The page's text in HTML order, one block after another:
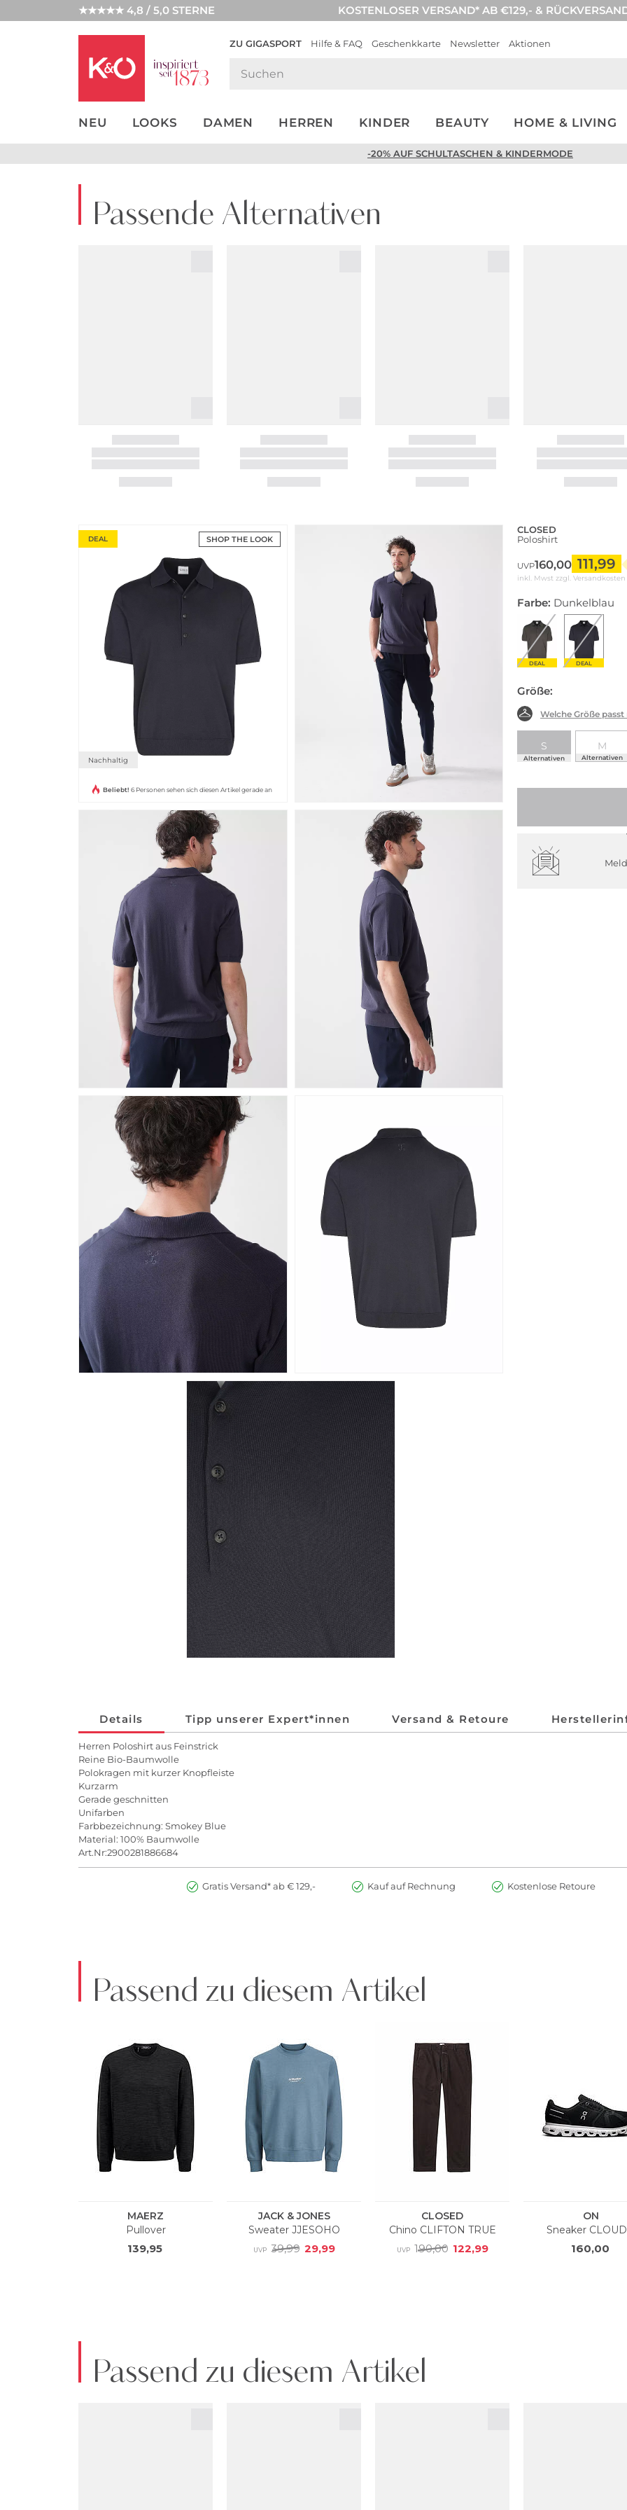
★★★★★ 4,8 / 5,0 STERNE KOSTENLOSER VERSAND* AB €129,- &
ZU GIGASPORT Hilfe & FAQ Geschenkkarte Newsletter Aktionen
NEU LOOKS DAMEN HERREN KINDER BEAUTY HOME & LIVING
NEW IN
WEDDING
-20% AUF SCHULTASCHEN & KINDERMODE
Passende Alternativen
SHOP THE LOOK
DEAL
Nachhaltig
Beliebt! 6 Personen sehen sich diesen Artikel gerade an
CLOSED
Poloshirt
UVP160,00 111,99
inkl. Mwst zzgl. Versandkosten
Farbe: Dunkelblau
DEAL DEAL
Größe:
Welche Größe passt
S
Alternativen
M
Alternativen
Details Tipp unserer Expert*innen Versand & Retoure
Herren Poloshirt aus Feinstrick
Reine Bio-Baumwolle
Polokragen mit kurzer Knopfleiste
Kurzarm
Gerade geschnitten
Unifarben
Farbbezeichnung: Smokey Blue
Material: 100% Baumwolle
Art.Nr:2900281886684
Gratis Versand* ab € 129,- Kauf auf Rechnung Kostenlose Retoure
Passend zu diesem Artikel
Passend zu diesem Artikel